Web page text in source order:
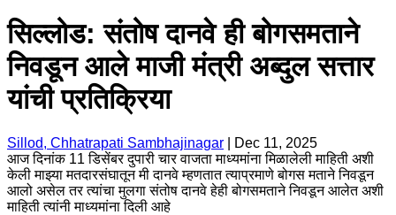
सिल्लोड: संतोष दानवे ही बोगसमताने
निवडून आले माजी मंत्री अब्दुल सत्तार
यांची प्रतिक्रिया
Sillod, Chhatrapati Sambhajinagar
Dec 11, 2025
आज दिनांक 11 डिसेंबर दुपारी चार वाजता माध्यमांना मिळालेली माहिती अशी
केली माझ्या मतदारसंघातून मी दानवे म्हणतात त्याप्रमाणे बोगस मताने निवडून
आलो असेल तर त्यांचा मुलगा संतोष दानवे हेही बोगसमताने निवडून आलेत अशी
माहिती त्यांनी माध्यमांना दिली आहे